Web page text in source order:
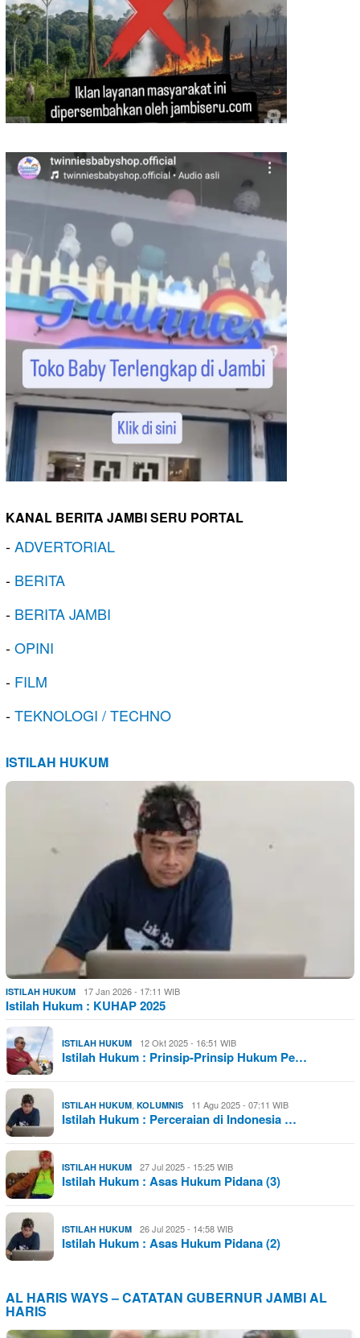
KANAL BERITA JAMBI SERU PORTAL
-ADVERTORIAL
- BERITA
- BERITA JAMBI
-OPINI
- FILM
-TEKNOLOGI / TECHNO
ISTILAH HUKUM
ISTILAH HUKUM 17 Jan 2026 - 17:11 WIB
Istilah Hukum : KUHAP 2025
ISTILAH HUKUM 12 Okt 2025 - 16:51 WIB
Istilah Hukum : Prinsip-Prinsip Hukum Pe…
ISTILAH HUKUM KOLUMNIS 11 Agu 2025 - 07:11 WIB
Istilah Hukum : Perceraian di Indonesia …
ISTILAH HUKUM 27 Jul 2025 - 15:25 WIB
Istilah Hukum : Asas Hukum Pidana (3)
ISTILAH HUKUM 26 Jul 2025 - 14:58 WIB
Istilah Hukum : Asas Hukum Pidana (2)
AL HARIS WAYS – CATATAN GUBERNUR JAMBI AL
HARIS